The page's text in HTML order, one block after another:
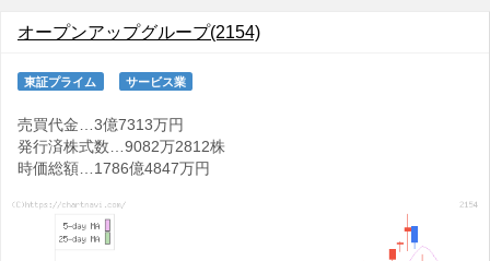
オープンアップグループ(2154)
東証プライム サービス業
売買代金…3億7313万円
発行済株式数…9082万2812株
時価総額…1786億4847万円